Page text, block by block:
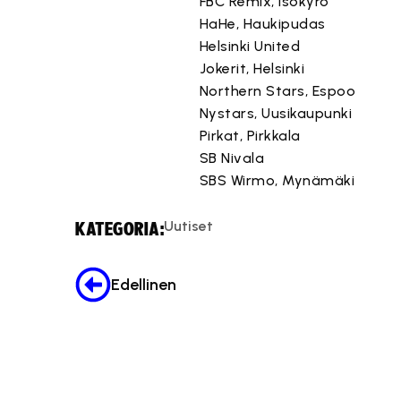
HaHe, Haukipudas
Helsinki United
Jokerit, Helsinki
Northern Stars, Espoo
Nystars, Uusikaupunki
Pirkat, Pirkkala
SB Nivala
SBS Wirmo, Mynämäki
KATEGORIA:Uutiset
Edellinen